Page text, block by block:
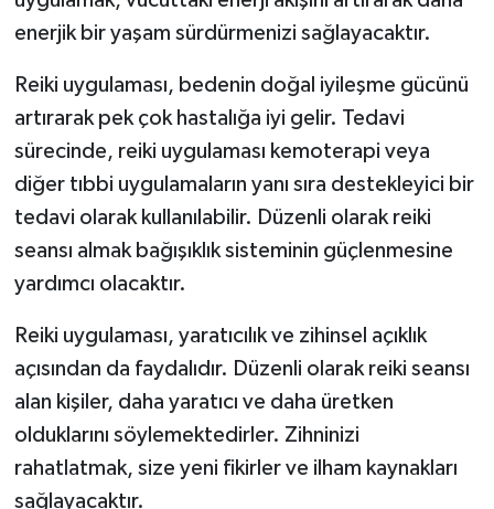
enerjik bir yaşam sürdürmenizi sağlayacaktır.
Reiki uygulaması, bedenin doğal iyileşme gücünü
artırarak pek çok hastalığa iyi gelir. Tedavi
sürecinde, reiki uygulaması kemoterapi veya
diğer tıbbi uygulamaların yanı sıra destekleyici bir
tedavi olarak kullanılabilir. Düzenli olarak reiki
seansı almak bağışıklık sisteminin güçlenmesine
yardımcı olacaktır.
Reiki uygulaması, yaratıcılık ve zihinsel açıklık
açısından da faydalıdır. Düzenli olarak reiki seansı
alan kişiler, daha yaratıcı ve daha üretken
olduklarını söylemektedirler. Zihninizi
rahatlatmak, size yeni fikirler ve ilham kaynakları
sağlayacaktır.